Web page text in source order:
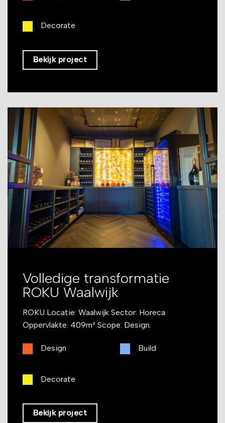
Decorate
Bekijk project
Volledige transformatie
ROKU Waalwijk
ROKU Locatie: Waalwijk Sector: Horeca
Oppervlakte: 409m² Scope: Design.
Design Build
Decorate
Bekijk project